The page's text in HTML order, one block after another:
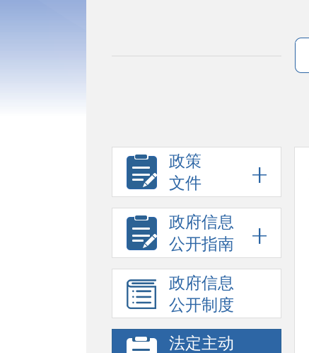
政策
文件
政府信息
公开指南
政府信息
公开制度
法定主动